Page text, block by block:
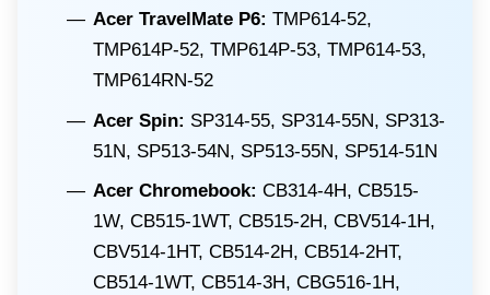
Acer TravelMate P6: TMP614-52,
TMP614P-52, TMP614P-53, TMP614-53,
TMP614RN-52
Acer Spin: SP314-55, SP314-55N, SP313-
51N, SP513-54N, SP513-55N, SP514-51N
Acer Chromebook: CB314-4H, CB515-
1W, CB515-1WT, CB515-2H, CBV514-1H,
CBV514-1HT, CB514-2H, CB514-2HT,
CB514-1WT, CB514-3H, CBG516-1H,